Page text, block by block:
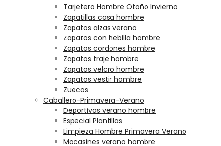
Tarjetero Hombre Otoño Invierno
Zapatillas casa hombre
Zapatos alzas verano
Zapatos con hebilla hombre
Zapatos cordones hombre
Zapatos traje hombre
Zapatos velcro hombre
Zapatos vestir hombre
Zuecos
Caballero-Primavera-Verano
Deportivas verano hombre
Especial Plantillas
Limpieza Hombre Primavera Verano
Mocasines verano hombre